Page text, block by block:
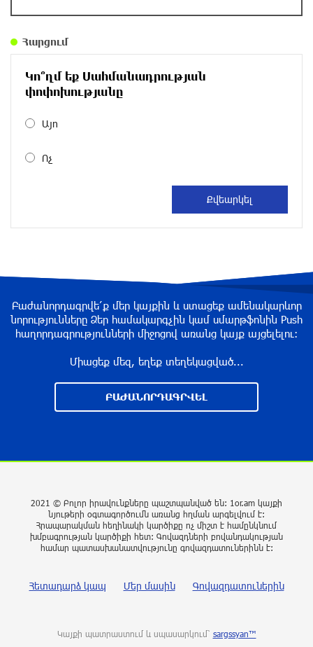
Romeo»-ն և «Opel»-ը. կա վիրավոր
Արժևորվում է Շիրակի երգիծական
բանահյուսությունը
3 ժամ առաջ
Հայաստանի բնակչության թիվը շուրջ 7
հազարով ավելացել է
Իսրայելի ՊԲ-ն հարձակվել է Լիբանանում
«Հըզբոլլահ»-ի հրամանատարական կետերի և
տրանսֆերի վերաբերյալ
4 ժամ առաջ
պայթյունից
Հարցում
Կո՞ղմ եք Սահմանադրության
փոփոխությանը
Այո
Ոչ
Բաժանորդագրվե՛ք մեր կայքին և ստացեք ամենակարևոր
նորությունները Ձեր համակարգչին կամ սմարթֆոնին Push
հաղորդագրությունների միջոցով առանց կայք այցելելու։
Միացեք մեզ, եղեք տեղեկացված...
ԲԱԺԱՆՈՐԴԱԳՐՎԵԼ
2021 © Բոլոր իրավունքները պաշտպանված են: 1or.am կայքի
նյութերի օգտագործումն առանց հղման արգելվում է:
Հրապարակման հեղինակի կարծիքը ոչ միշտ է համընկնում
խմբագրության կարծիքի հետ: Գովազդների բովանդակության
համար պատասխանատվությունը գովազդատուներինն է:
Հետադարձ կապ Մեր մասին Գովազդատուներին
Կայքի պատրաստում և սպասարկում՝ sargssyan™